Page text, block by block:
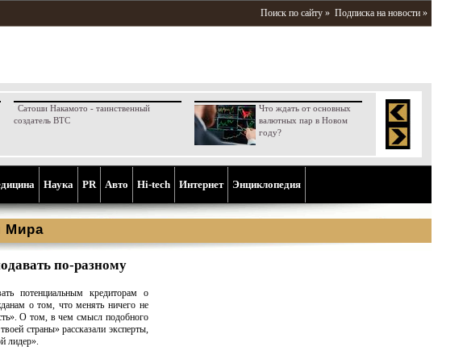
Поиск по сайту » Подписка на новости »
Сатоши Накамото - таинственный
создатель BTC
Что ждать от основных
валютных пар в Новом
году?
Наука PR Aвто Hi-tech Интернет Энциклопедия
Мира
по-разному
потенциальным кредиторам о
о том, что менять ничего не
О том, в чем смысл подобного
страны» рассказали эксперты,
лидер».